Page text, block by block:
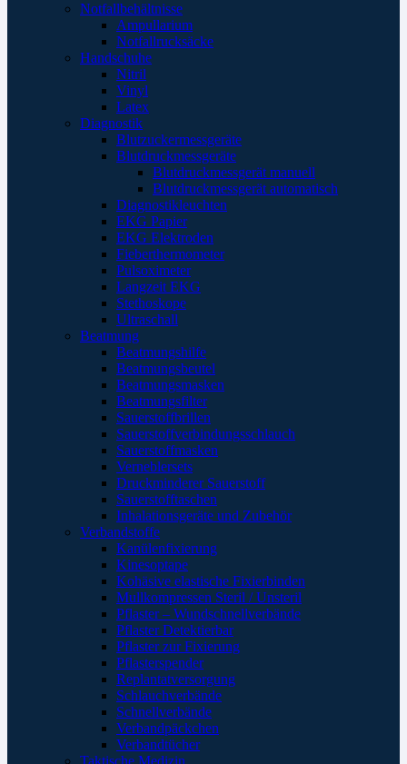
Notfallbehältnisse
Ampullarium
Notfallrucksäcke
Handschuhe
Nitril
Vinyl
Latex
Diagnostik
Blutzuckermessgeräte
Blutdruckmessgeräte
Blutdruckmessgerät manuell
Blutdruckmessgerät automatisch
Diagnostikleuchten
EKG Papier
EKG Elektroden
Fieberthermometer
Pulsoximeter
Langzeit EKG
Stethoskope
Ultraschall
Beatmung
Beatmungshilfe
Beatmungsbeutel
Beatmungsmasken
Beatmungsfilter
Sauerstoffbrillen
Sauerstoffverbindungsschlauch
Sauerstoffmasken
Verneblersets
Druckminderer Sauerstoff
Sauerstofftaschen
Inhalationsgeräte und Zubehör
Verbandstoffe
Kanülenfixierung
Kinesoptape
Kohäsive elastische Fixierbinden
Mullkompressen Steril / Unsteril
Pflaster – Wundschnellverbände
Pflaster Detektierbar
Pflaster zur Fixierung
Pflasterspender
Replantatversorgung
Schlauchverbände
Schnellverbände
Verbandpäckchen
Verbandtücher
Taktische Medizin